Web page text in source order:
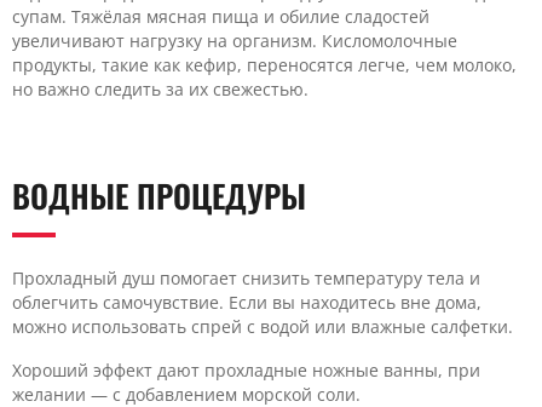
супам. Тяжёлая мясная пища и обилие сладостей
увеличивают нагрузку на организм. Кисломолочные
продукты, такие как кефир, переносятся легче, чем молоко,
но важно следить за их свежестью.
ВОДНЫЕ ПРОЦЕДУРЫ
Прохладный душ помогает снизить температуру тела и
облегчить самочувствие. Если вы находитесь вне дома,
можно использовать спрей с водой или влажные салфетки.
Хороший эффект дают прохладные ножные ванны, при
желании — с добавлением морской соли.